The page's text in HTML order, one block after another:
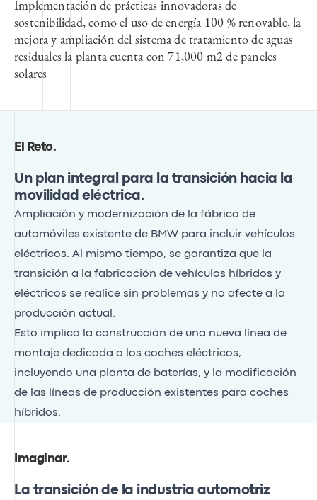
Implementación de prácticas innovadoras de
sostenibilidad, como el uso de energía 100 % renovable, la
mejora y ampliación del sistema de tratamiento de aguas
residuales la planta cuenta con 71,000 m2 de paneles
solares
El Reto.
Un plan integral para la transición hacia la
movilidad eléctrica.
Ampliación y modernización de la fábrica de
automóviles existente de BMW para incluir vehículos
eléctricos. Al mismo tiempo, se garantiza que la
transición a la fabricación de vehículos híbridos y
eléctricos se realice sin problemas y no afecte a la
producción actual.
Esto implica la construcción de una nueva línea de
montaje dedicada a los coches eléctricos,
incluyendo una planta de baterías, y la modificación
de las líneas de producción existentes para coches
híbridos.
Imaginar.
La transición de la industria automotriz